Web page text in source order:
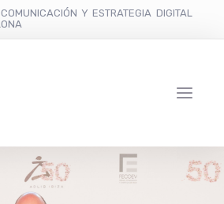
Y ESTRATEGIA DIGITAL